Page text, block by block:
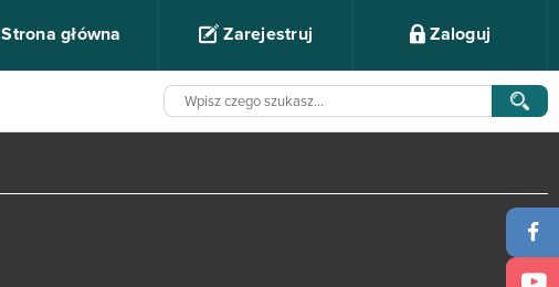
Strona główna Zarejestruj Zaloguj